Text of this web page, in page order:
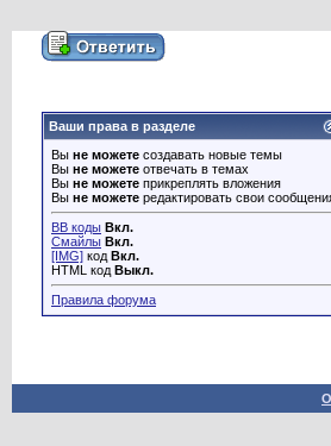
Ваши права в разделе
Вы не можете создавать новые темы
Вы не можете отвечать в темах
Вы не можете прикреплять вложения
Вы не можете редактировать свои
BB коды Вкл.
Смайлы Вкл.
[IMG] код Вкл.
HTML код Выкл.
Правила форума